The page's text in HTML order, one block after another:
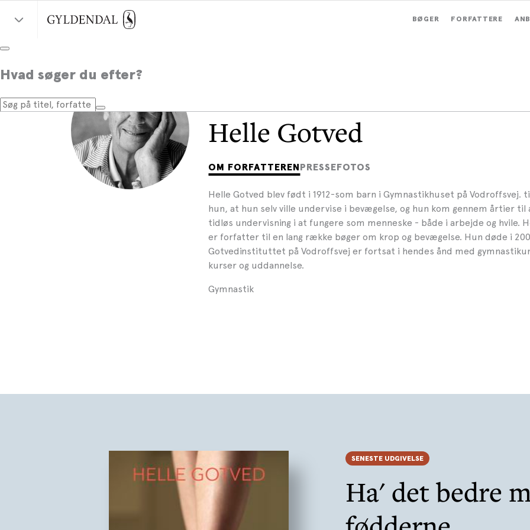
BØGER FORFATTERE
Hvad søger du efter?
Helle Gotved
OM FORFATTEREN PRESSEFOTOS
Helle Gotved blev født i 1912-som barn i Gymnastikhuset på Vodroffsvej.
hun, at hun selv ville undervise i bevægelse, og hun kom gennem årtier til
tidløs undervisning i at fungere som menneske - både i arbejde og hvile.
er forfatter til en lang række bøger om krop og bevægelse. Hun døde i
Gotvedinstituttet på Vodroffsvej er fortsat i hendes ånd med
kurser og uddannelse.
Gymnastik
SENESTE UDGIVELSE
Ha' det bedre